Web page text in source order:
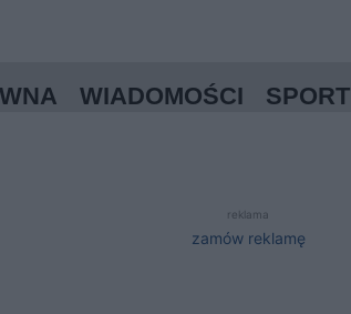
WIADOMOŚCI SPORT
reklama
zamów reklamę